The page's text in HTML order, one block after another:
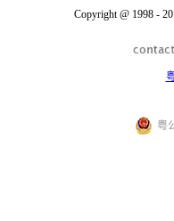
Copyright @ 1998 -
粤